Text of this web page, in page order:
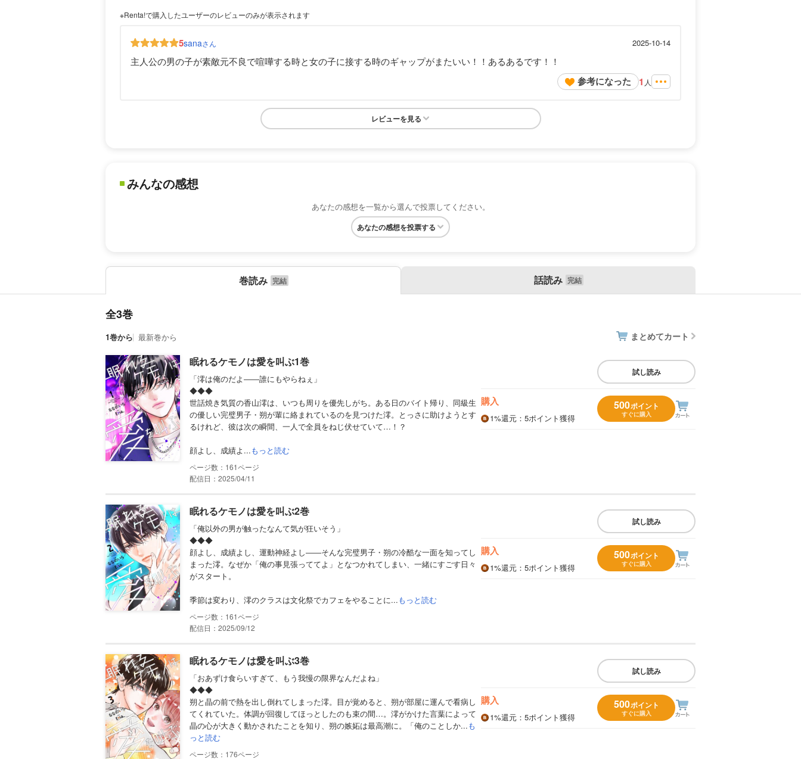
※Renta!で購入したユーザーのレビューのみが表示されます
5sanaさん 2025-10-14
主人公の男の子が素敵元不良で喧嘩する時と女の子に接する時のギャップがまたいい！！あるあるです！！
参考になった 1 人
レビューを見る
みんなの感想
あなたの感想を一覧から選んで投票してください。
あなたの感想を投票する
巻読み 話読み
全3巻
1巻から 最新巻から まとめてカート
眠れるケモノは愛を叫ぶ1巻
「澪は俺のだよ――誰にもやらねぇ」
◆◆◆
世話焼き気質の香山澪は、いつも周りを優先しがち。ある日のバイト帰り、同級生
の優しい完璧男子・朔が輩に絡まれているのを見つけた澪。とっさに助けようとす
るけれど、彼は次の瞬間、一人で全員をねじ伏せていて…！？
顔よし、成績よ...もっと読む
161
配信日：2025/04/11
試し読み
購入
1%還元 ：5ポイント獲得
500ポイント
すぐに購入
眠れるケモノは愛を叫ぶ2巻
「俺以外の男が触ったなんて気が狂いそう」
◆◆◆
顔よし、成績よし、運動神経よし――そんな完璧男子・朔の冷酷な一面を知ってし
まった澪。なぜか「俺の事見張っててよ」となつかれてしまい、一緒にすごす日々
がスタート。
季節は変わり、澪のクラスは文化祭でカフェをやることに...もっと読む
161
配信日：2025/09/12
試し読み
購入
1%還元 ：5ポイント獲得
500ポイント
すぐに購入
眠れるケモノは愛を叫ぶ3巻
「おあずけ食らいすぎて、もう我慢の限界なんだよね」
◆◆◆
朔と晶の前で熱を出し倒れてしまった澪。目が覚めると、朔が部屋に運んで看病し
てくれていた。体調が回復してほっとしたのも束の間…。澪がかけた言葉によって
晶の心が大きく動かされたことを知り、朔の嫉妬は最高潮に。「俺のことしか...も
っと読む
176
試し読み
購入
1%還元 ：5ポイント獲得
500ポイント
すぐに購入